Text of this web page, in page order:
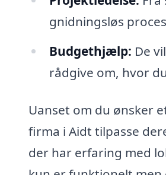
gnidningsløs
Budgethjælp: De
rådgive om, hvor
Uanset om du ønsker
firma i Aidt tilpasse
der har erfaring med